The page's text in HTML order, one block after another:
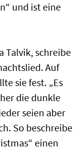
und ist eine
Talvik, schreibe
Auf
sie fest. „Es
die dunkle
seien aber
So beschreibe
einen